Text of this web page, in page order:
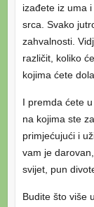
izađete iz uma
srca. Svako
zahvalnosti.
različit, koliko
kojima ćete
I premda ćete
na kojima ste
primjećujući i
vam je
svijet, pun
Budite što više